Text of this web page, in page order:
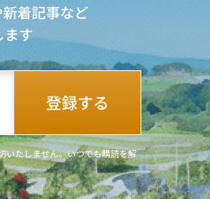
着記事など
ます
いたしません。いつでも購読を解